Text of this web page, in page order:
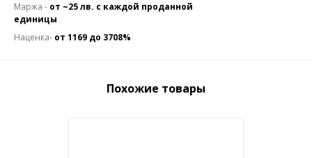
Маржа - от ~25 лв. с каждой проданной
единицы
Наценка- от 1169 до 3708%
Похожие товары